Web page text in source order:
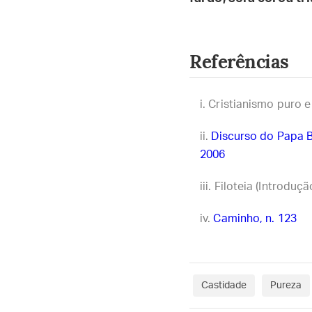
Referências
Cristianismo puro
Discurso do Papa
2006
Filoteia
Caminho, n. 123
Castidade Pureza